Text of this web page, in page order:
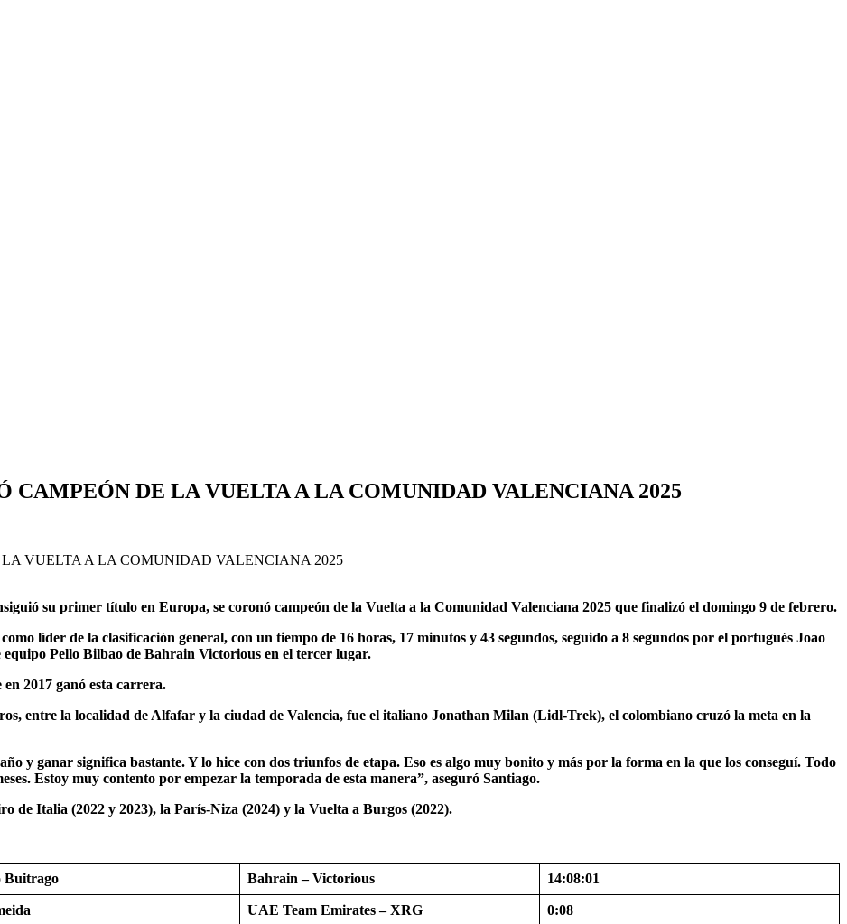
CAMPEÓN DE LA VUELTA A LA COMUNIDAD VALENCIANA 2025
su primer título en Europa, se coronó campeón de la Vuelta a la Comunidad Valenciana 2025 que finalizó el domingo 9 de febrero.
líder de la clasificación general, con un tiempo de 16 horas, 17 minutos y 43 segundos, seguido a 8 segundos por el portugués Joao
Pello Bilbao de Bahrain Victorious en el tercer lugar.
2017 ganó esta carrera.
entre la localidad de Alfafar y la ciudad de Valencia, fue el italiano Jonathan Milan (Lidl-Trek), el colombiano cruzó la meta en la
y ganar significa bastante. Y lo hice con dos triunfos de etapa. Eso es algo muy bonito y más por la forma en la que los conseguí. Todo
Estoy muy contento por empezar la temporada de esta manera”, aseguró Santiago.
de Italia (2022 y 2023), la París-Niza (2024) y la Vuelta a Burgos (2022).
Buitrago Bahrain – Victorious 14:08:01
UAE Team Emirates – XRG 0:08